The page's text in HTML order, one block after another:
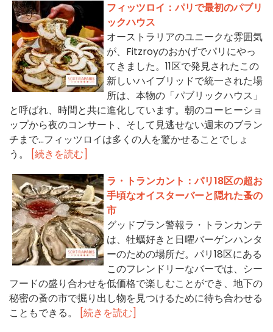
フィッツロイ：パリで最初のパブリ
ックハウス
オーストラリアのユニークな雰囲気
が、Fitzroyのおかげでパリにやっ
てきました。11区で発見されたこの
新しいハイブリッドで統一された場
所は、本物の「パブリックハウス」
と呼ばれ、時間と共に進化しています。朝のコーヒーショ
ップから夜のコンサート、そして見逃せない週末のブラン
チまで...フィッツロイは多くの人を驚かせることでしょ
う。
[続きを読む]
ラ・トランカント：パリ18区の超お
手頃なオイスターバーと隠れた蚤の
市
グッドプラン警報ラ・トランカンテ
は、牡蠣好きと日曜バーゲンハンタ
ーのための場所だ。パリ18区にある
このフレンドリーなバーでは、シー
フードの盛り合わせを低価格で楽しむことができ、地下の
秘密の蚤の市で掘り出し物を見つけるために待ち合わせる
こともできる。
[続きを読む]